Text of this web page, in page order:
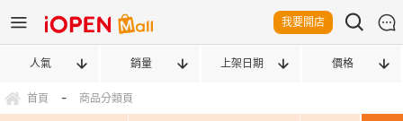
我要開店
首頁 - 商品分類頁
人氣 銷量 上架日期 價格